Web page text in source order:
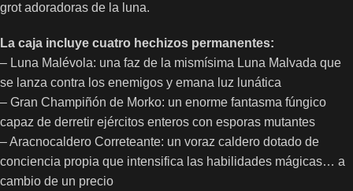
grot adoradoras de la luna.
La caja incluye cuatro hechizos permanentes:
– Luna Malévola: una faz de la mismísima Luna Malvada que
se lanza contra los enemigos y emana luz lunática
– Gran Champiñón de Morko: un enorme fantasma fúngico
capaz de derretir ejércitos enteros con esporas mutantes
– Aracnocaldero Correteante: un voraz caldero dotado de
conciencia propia que intensifica las habilidades mágicas… a
cambio de un precio